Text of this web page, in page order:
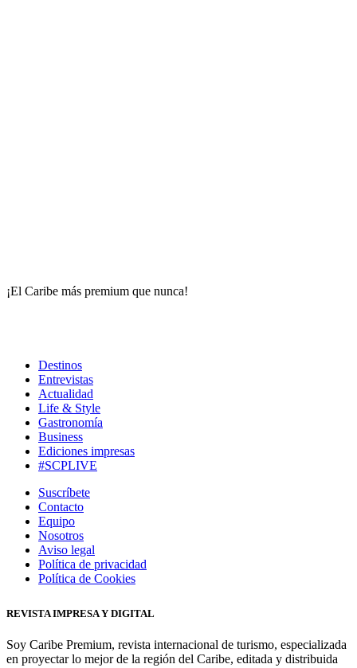
¡El Caribe más premium que nunca!
Destinos
Entrevistas
Actualidad
Life & Style
Gastronomía
Business
Ediciones impresas
#SCPLIVE
Suscríbete
Contacto
Equipo
Nosotros
Aviso legal
Política de privacidad
Política de Cookies
REVISTA IMPRESA Y DIGITAL
Soy Caribe Premium, revista internacional de turismo, especializada
en proyectar lo mejor de la región del Caribe, editada y distribuida